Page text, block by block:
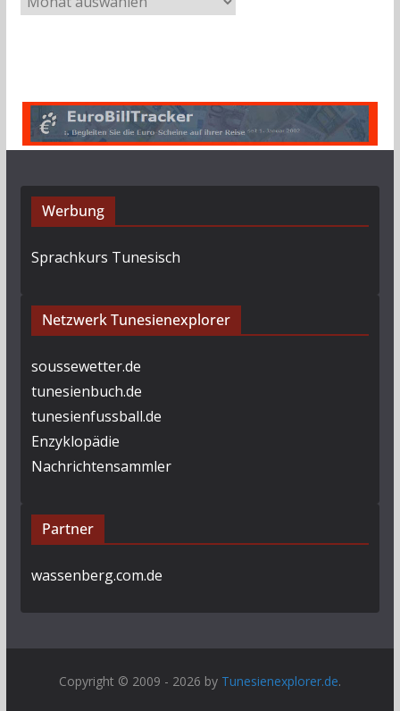
r
Werbung
Sprachkurs Tunesisch
Netzwerk Tunesienexplorer
soussewetter.de
tunesienbuch.de
tunesienfussball.de
Enzyklopädie
Nachrichtensammler
Partner
wassenberg.com.de
Copyright © 2009 - 2026 by Tunesienexplorer.de.